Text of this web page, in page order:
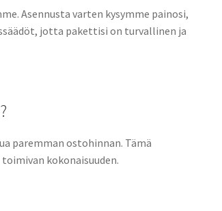
Asennusta varten kysymme painosi,
jotta pakettisi on turvallinen ja
paremman ostohinnan. Tämä
kokonaisuuden.